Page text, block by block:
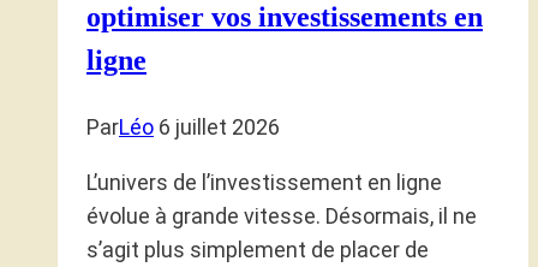
optimiser vos investissements en
ligne
ParLéo 6 juillet 2026
L’univers de l’investissement en ligne
évolue à grande vitesse. Désormais, il ne
s’agit plus simplement de placer de